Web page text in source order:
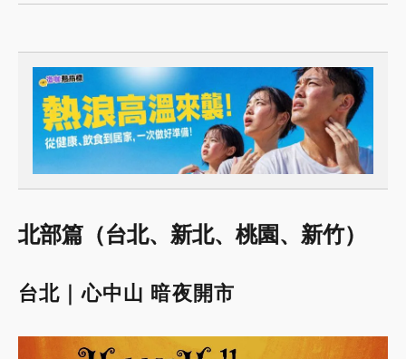
北部篇（台北、新北、桃園、新竹）
台北｜心中山 暗夜開市